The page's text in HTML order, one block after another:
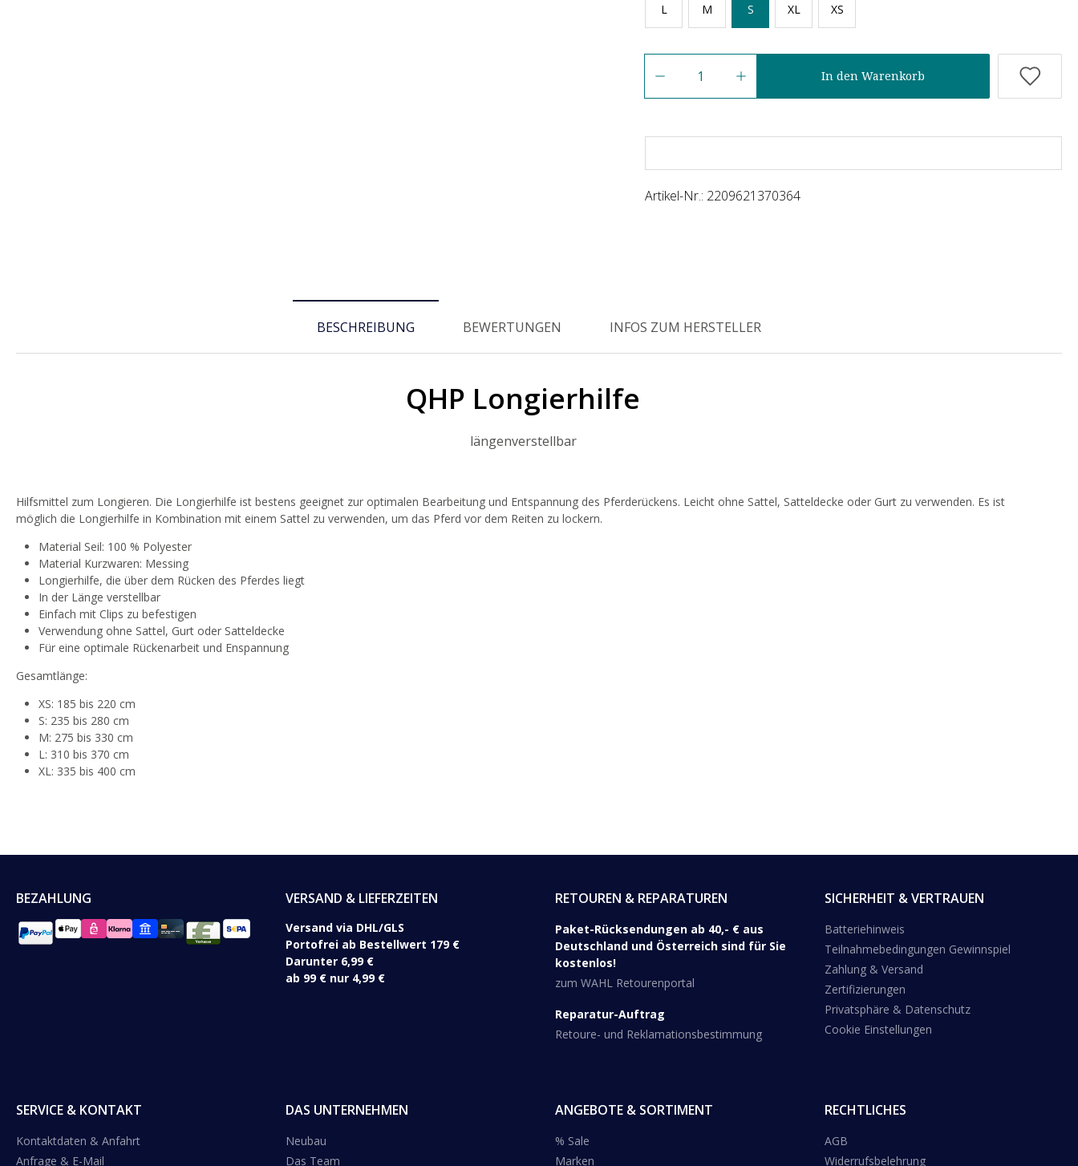
L M S XL XS
In den Warenkorb
Artikel-Nr.: 2209621370364
BESCHREIBUNG BEWERTUNGEN INFOS ZUM HERSTELLER
QHP Longierhilfe
längenverstellbar
Hilfsmittel zum Longieren. Die Longierhilfe ist bestens geeignet zur optimalen Bearbeitung und Entspannung des Pferderückens. Leicht ohne Sattel, Satteldecke oder Gurt zu verwenden. Es ist
möglich die Longierhilfe in Kombination mit einem Sattel zu verwenden, um das Pferd vor dem Reiten zu lockern.
Material Seil: 100 % Polyester
Material Kurzwaren: Messing
Longierhilfe, die über dem Rücken des Pferdes liegt
In der Länge verstellbar
Einfach mit Clips zu befestigen
Verwendung ohne Sattel, Gurt oder Satteldecke
Für eine optimale Rückenarbeit und Enspannung
Gesamtlänge:
XS: 185 bis 220 cm
S: 235 bis 280 cm
M: 275 bis 330 cm
L: 310 bis 370 cm
XL: 335 bis 400 cm
BEZAHLUNG VERSAND & LIEFERZEITEN
Versand via DHL/GLS ​
Portofrei ab Bestellwert 179 €
Darunter 6,99 €
ab 99 € nur 4,99 €
RETOUREN & REPARATUREN
Paket-Rücksendungen ab 40,- € aus
Deutschland und Österreich sind für Sie
kostenlos!
zum WAHL Retourenportal
Reparatur-Auftrag
Retoure- und Reklamationsbestimmung
SICHERHEIT & VERTRAUEN
Batteriehinweis
Teilnahmebedingungen Gewinnspiel
Zahlung & Versand
Zertifizierungen
Privatsphäre & Datenschutz
Cookie Einstellungen
SERVICE & KONTAKT
Kontaktdaten & Anfahrt
Anfrage & E-Mail
DAS UNTERNEHMEN
Neubau
Das Team
ANGEBOTE & SORTIMENT
% Sale
Marken
RECHTLICHES
AGB
Widerrufsbelehrung